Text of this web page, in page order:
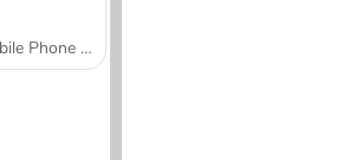
Mobile Phone Case Design & DIY